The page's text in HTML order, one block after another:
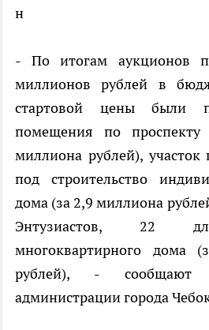
н
- По итогам аукционов
миллионов рублей в
стартовой цены были
помещения по
миллиона рублей),
под строительство
дома (за 2,9 миллиона
Энтузиастов, 22
многоквартирного дома
рублей), - сообщают
администрации города